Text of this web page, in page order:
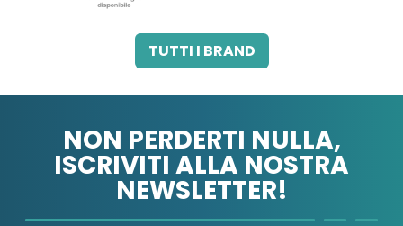
3M ITALIA SRL A.B.PHARM SRL
A.MENARINI
A.MENARINI
TUTTI I BRAND
NON PERDERTI NULLA,
ISCRIVITI ALLA NOSTRA
NEWSLETTER!